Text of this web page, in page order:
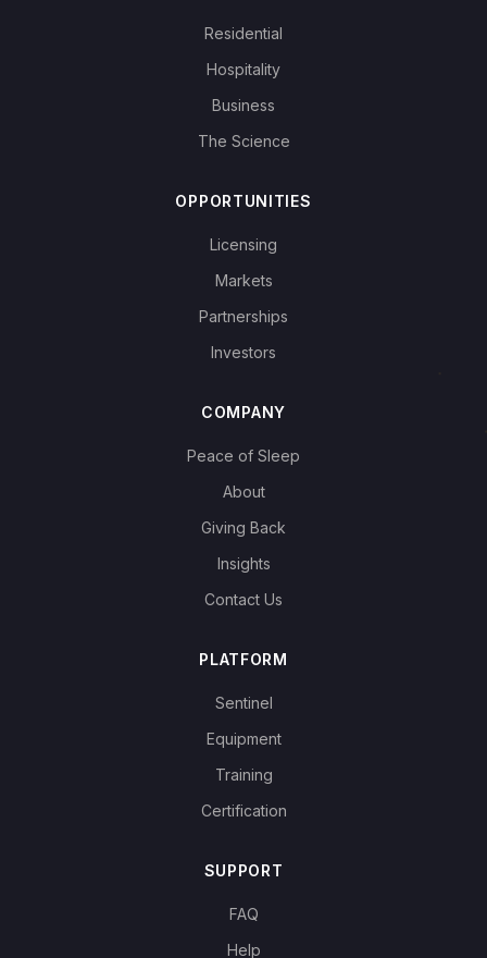
Residential
Hospitality
Business
The Science
OPPORTUNITIES
Licensing
Markets
Partnerships
Investors
COMPANY
Peace of Sleep
About
Giving Back
Insights
Contact Us
PLATFORM
Sentinel
Equipment
Training
Certification
SUPPORT
FAQ
Help